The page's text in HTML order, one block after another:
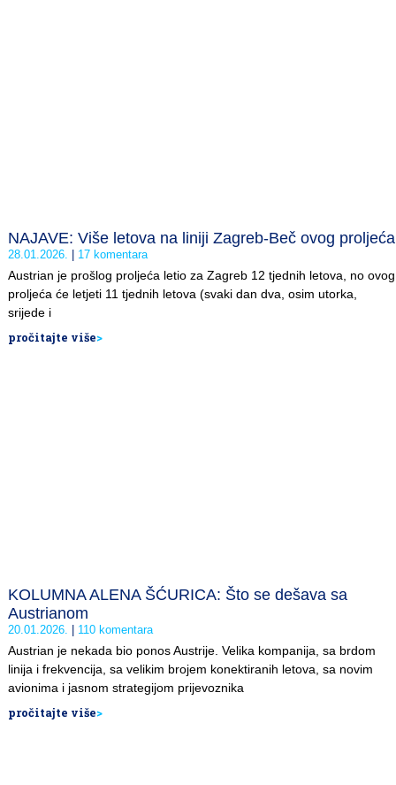
NAJAVE: Više letova na liniji Zagreb-Beč ovog proljeća
28.01.2026. 17 komentara
Austrian je prošlog proljeća letio za Zagreb 12 tjednih letova, no ovog
proljeća će letjeti 11 tjednih letova (svaki dan dva, osim utorka,
srijede i
pročitajte više>
KOLUMNA ALENA ŠĆURICA: Što se dešava sa
Austrianom
20.01.2026. 110 komentara
Austrian je nekada bio ponos Austrije. Velika kompanija, sa brdom
linija i frekvencija, sa velikim brojem konektiranih letova, sa novim
avionima i jasnom strategijom prijevoznika
pročitajte više>